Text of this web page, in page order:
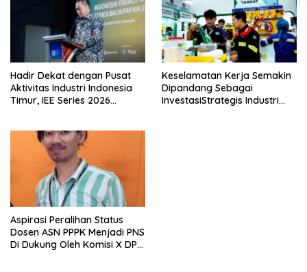
Hadir Dekat dengan Pusat
Aktivitas Industri Indonesia
Timur, IEE Series 2026
Keselamatan Kerja Semakin
Dipandang Sebagai
InvestasiStrategis Industri
Aspirasi Peralihan Status
Dosen ASN PPPK Menjadi PNS
Di Dukung Oleh Komisi X DPR